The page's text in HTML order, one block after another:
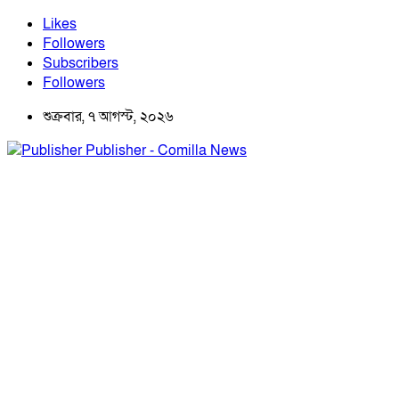
Likes
Followers
Subscribers
Followers
শুক্রবার, ৭ আগস্ট, ২০২৬
Publisher - Comilla News